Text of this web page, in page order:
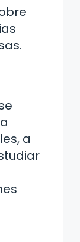
a